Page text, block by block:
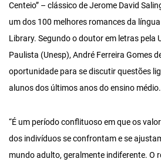
Centeio” – clássico de Jerome David
um dos 100 melhores romances da
Library. Segundo o doutor em letras pela
Paulista (Unesp), André Ferreira Gomes
oportunidade para se discutir questões
alunos dos últimos anos do ensino médio.
“É um período conflituoso em que os
dos indivíduos se confrontam e se
mundo adulto, geralmente indiferente. O